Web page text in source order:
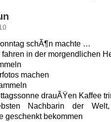
schÃ¶n machte …
in der morgendlichen
machen
drauÃŸen Kaffee
Nachbarin der
geschenkt bekommen